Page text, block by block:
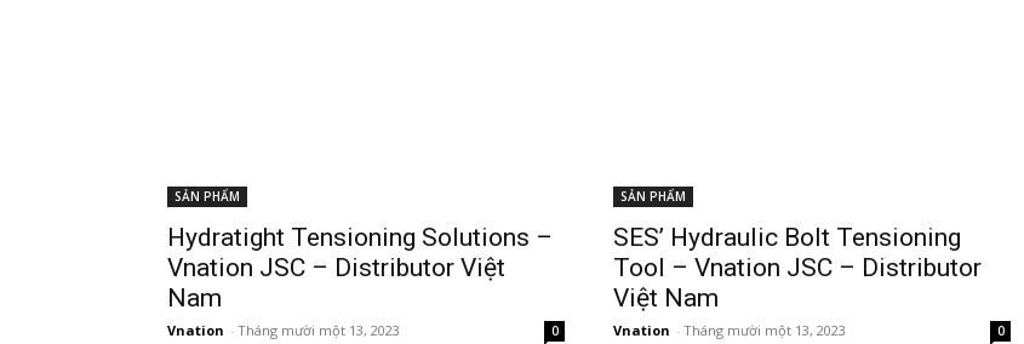
SẢN PHẨM
Hydratight Tensioning Solutions –
Vnation JSC – Distributor Việt
Nam
Vnation - Tháng mười một 13, 2023 0
SẢN PHẨM
SES’ Hydraulic Bolt Tensioning
Tool – Vnation JSC – Distributor
Việt Nam
Vnation - Tháng mười một 13, 2023 0